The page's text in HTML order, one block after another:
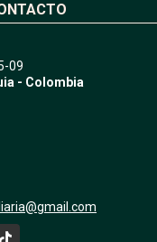
09
- Colombia